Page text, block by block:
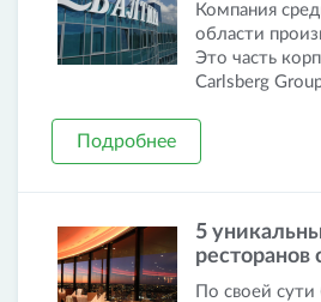
Компания
области
Это часть
Carlsberg
Подробнее
5
ресторанов
По своей сути